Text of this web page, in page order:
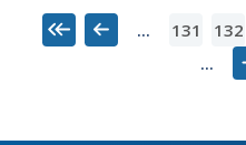
PremierPrécédent
... 131 132
...